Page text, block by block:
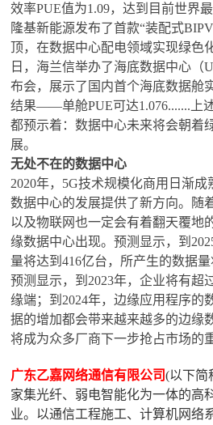
效率PUE值为1.09，达到目前世界
隆基新能源发布了首款“装配式
顶，在数据中心配电领域实现绿色
日，海兰信举办了海底数据中心（
布会，展示了国内首个海底数据舱
结果——单舱PUE可达1.076.......上
都预示着：数据中心未来将会朝着
展。
无处不在的数据中心
2020年，5G技术规模化商用日渐
数据中心的发展提供了新方向。随
以及物联网也一定会有着翻天覆地
缘数据中心出现。预测显示，到
量将达到416亿台，所产生的数据
预测显示，到2023年，企业将有超
缘端；到2024年，边缘应用程序的
据的增加都会带来越来越多的边缘
将成为众多厂商下一步抢占市场的
广东乙嘉网络通信有限公司(以下简
家集光纤、弱电智能化为一体的高
业。以通信工程施工、计算机网络